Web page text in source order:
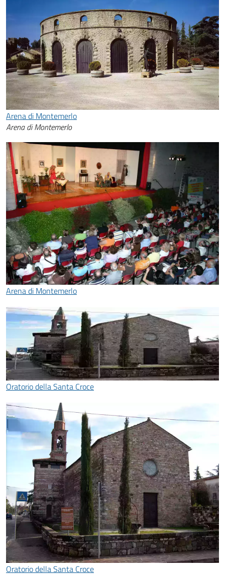
Arena di Montemerlo
Arena di Montemerlo
Arena di Montemerlo
Oratorio della Santa Croce
Oratorio della Santa Croce